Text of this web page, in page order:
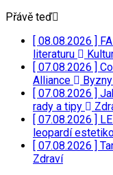
Přávě teď
[ 08.08.2026 ]
literaturu
[ 07.08.2026 ]
Alliance
[ 07.08.2026 ]
rady a tipy
[ 07.08.2026 ]
leopardí
[ 07.08.2026 ]
Zdraví